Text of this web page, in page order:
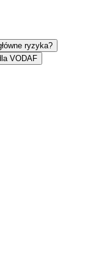
ryzyka?
VODAF